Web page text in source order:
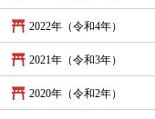
2022年（令和4年）
2021年（令和3年）
2020年（令和2年）